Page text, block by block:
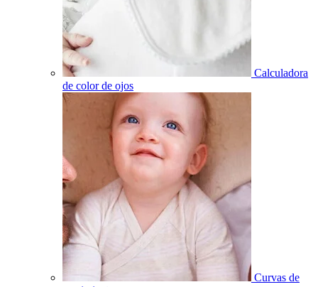
Calculadora
de color de ojos
Curvas de